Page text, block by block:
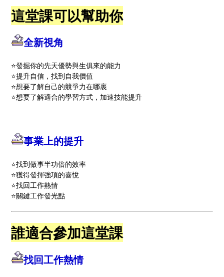
這堂課可以幫助你
全新視角
⭐️發掘你的先天優勢與生俱來的能力
⭐️提升自信，找到自我價值
⭐️想要了解自己的競爭力在哪裹
⭐️想要了解適合的學習方式，加速技能提升
事業上的提升
⭐️找到做事半功倍的效率
⭐️獲得發揮強項的喜悅
⭐️找回工作熱情
⭐️關鍵工作發光點
誰適合參加這堂課
找回工作熱情